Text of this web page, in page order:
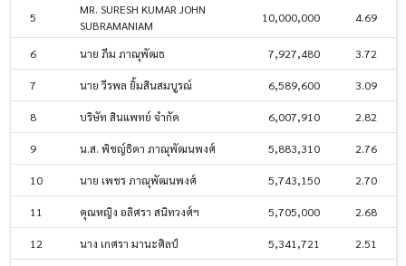
5
MR. SURESH KUMAR JOHN
SUBRAMANIAM
10,000,000 4.69
6 นาย ภีม ภาณุพัฒธ 7,927,480 3.72
7 นาย วีรพล ยิ้มสินสมบูรณ์ 6,589,600 3.09
8 บริษัท สินแพทย์ จำกัด 6,007,910 2.82
9 น.ส. พิชญ์ธิดา ภาณุพัฒนพงศ์ 5,883,310 2.76
10 นาย เพชร ภาณุพัฒนพงศ์ 5,743,150 2.70
11 คุณหญิง อลิศรา สนิทวงศ์ฯ 5,705,000 2.68
12 นาง เกศรา มานะศิลป์ 5,341,721 2.51